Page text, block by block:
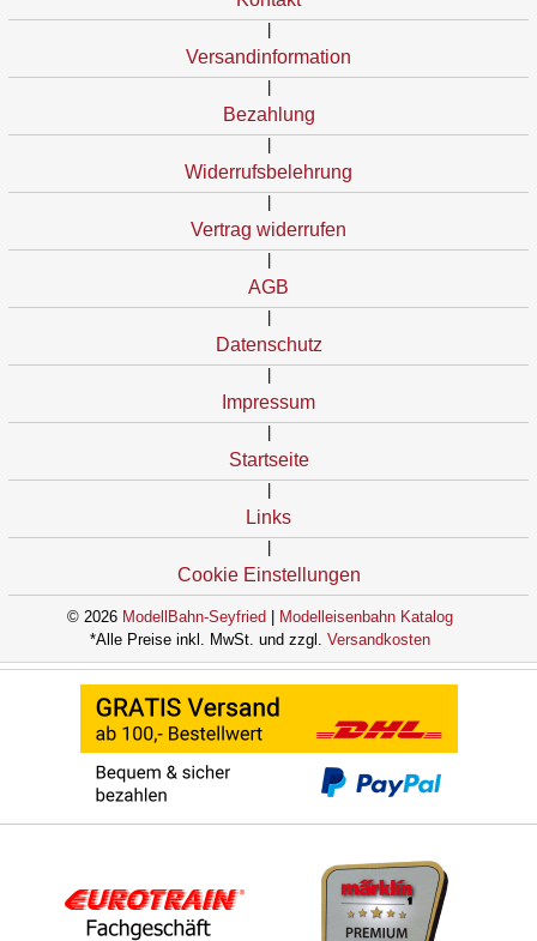
Versandinformation
Bezahlung
Widerrufsbelehrung
Vertrag widerrufen
AGB
Datenschutz
Impressum
Startseite
Links
Cookie Einstellungen
© 2026 ModellBahn-Seyfried
Modelleisenbahn Katalog
*Alle Preise inkl. MwSt. und zzgl. Versandkosten